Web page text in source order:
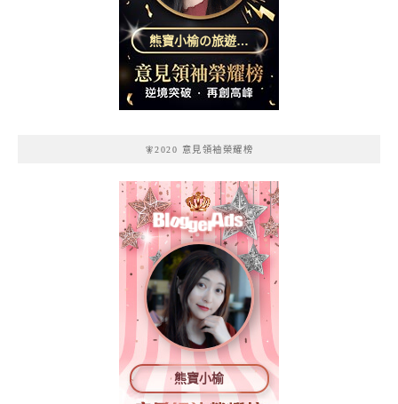
熊寶小榆の旅遊日
記
🧚2020 意見領袖榮耀榜
熊寶小榆